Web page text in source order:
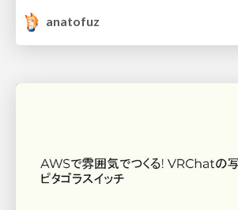
anatofuz